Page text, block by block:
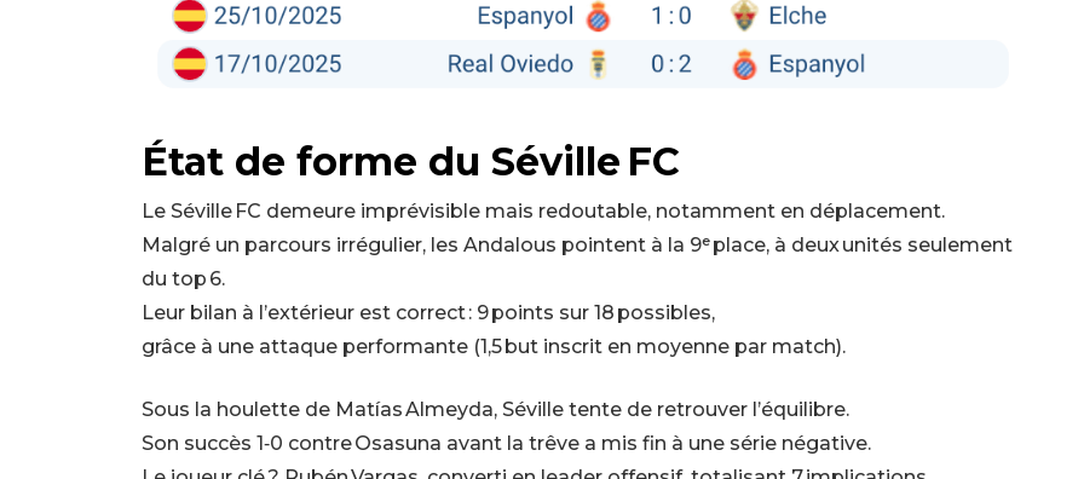
État de forme du Séville FC
Le Séville FC demeure imprévisible mais redoutable, notamment en déplacement.
Malgré un parcours irrégulier, les Andalous pointent à la 9ᵉ place, à deux unités seulement
du top 6.
Leur bilan à l’extérieur est correct : 9 points sur 18 possibles,
grâce à une attaque performante (1,5 but inscrit en moyenne par match).
Sous la houlette de Matías Almeyda, Séville tente de retrouver l’équilibre.
Son succès 1‑0 contre Osasuna avant la trêve a mis fin à une série négative.